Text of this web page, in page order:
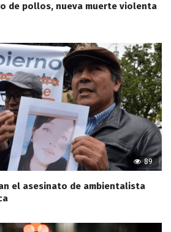
de pollos, nueva muerte violenta
89
el asesinato de ambientalista